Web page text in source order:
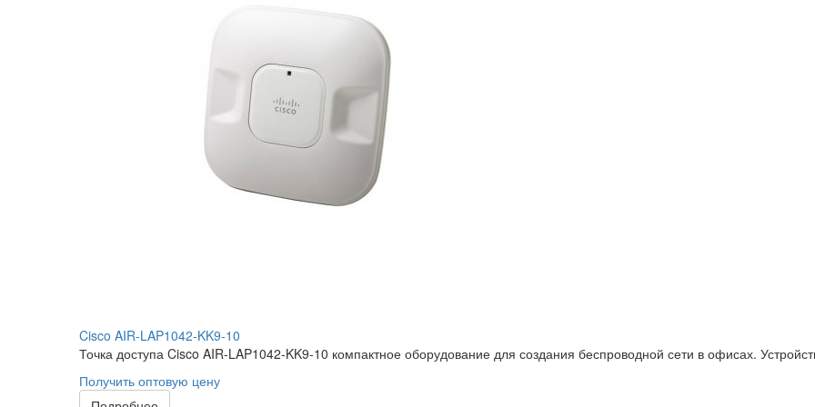
Cisco AIR-LAP1042-KK9-10
Точка доступа Cisco AIR-LAP1042-KK9-10 компактное оборудование для создания беспроводной сети в офисах.
Получить оптовую цену